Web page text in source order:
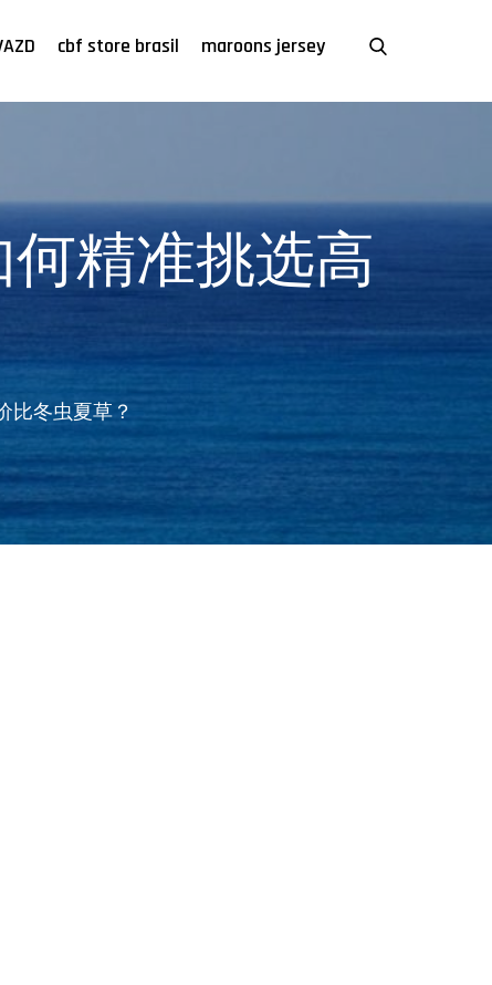
cbf store brasil maroons jersey
精准挑选高
比冬虫夏草？